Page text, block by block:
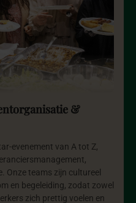
&
evenement van A tot Z,
Onze teams zijn cultureel
en begeleiding, zodat zowel
zich prettig voelen en